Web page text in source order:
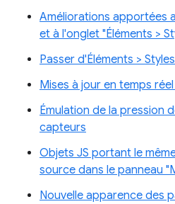
Améliorations apportées
et à l'onglet "Éléments >
Passer d'Éléments >
Mises à jour en temps
Émulation de la pression
capteurs
Objets JS portant le
source dans le panneau
Nouvelle apparence des